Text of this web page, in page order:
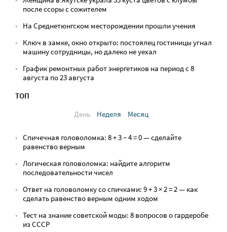
после ссоры с сожителем
На Среднетюнгском месторождении прошли учения
Ключ в замке, окно открыто: постоялец гостиницы угнал
машину сотрудницы, но далеко не уехал
График ремонтных работ энергетиков на период с 8
августа по 23 августа
ТОП
День
Неделя Месяц
Спичечная головоломка: 8 + 3 − 4 = 0 — сделайте
равенство верным
Логическая головоломка: найдите алгоритм
последовательности чисел
Ответ на головоломку со спичками: 9 + 3 × 2 = 2 — как
сделать равенство верным одним ходом
Тест на знание советской моды: 8 вопросов о гардеробе
из СССР